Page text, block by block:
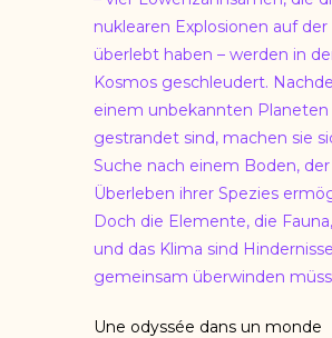
nuklearen Explosionen auf der
überlebt haben – werden in
Kosmos geschleudert.
einem unbekannten Planeten
gestrandet sind, machen sie
Suche nach einem Boden, der
Überleben ihrer Spezies
Doch die Elemente, die
und das Klima sind
gemeinsam überwinden
Une odyssée dans un monde